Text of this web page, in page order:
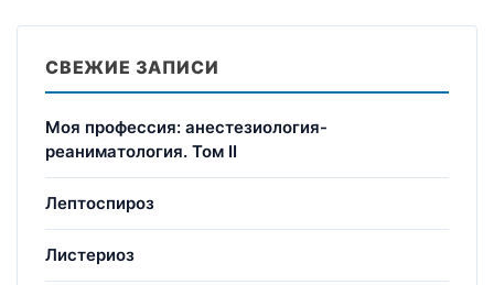
СВЕЖИЕ ЗАПИСИ
Моя профессия: анестезиология-
реаниматология. Том II
Лептоспироз
Листериоз